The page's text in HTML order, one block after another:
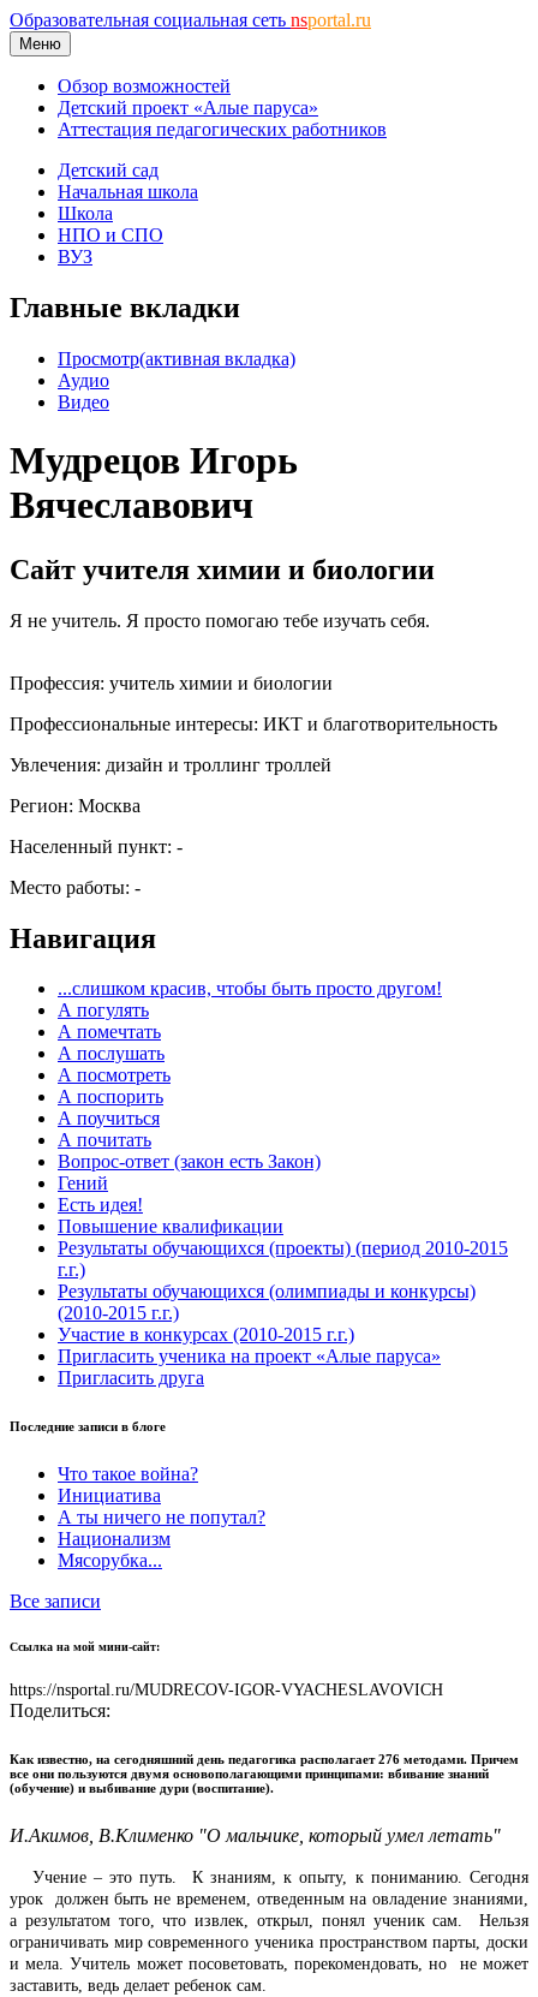
Образовательная социальная сеть nsportal.ru
Меню
Обзор возможностей
Детский проект «Алые паруса»
Аттестация педагогических работников
Детский сад
Начальная школа
Школа
НПО и СПО
ВУЗ
Главные вкладки
Просмотр(активная вкладка)
Аудио
Видео
Мудрецов Игорь
Вячеславович
Сайт учителя химии и биологии
Я не учитель. Я просто помогаю тебе изучать себя.
Профессия: учитель химии и биологии
Профессиональные интересы: ИКТ и благотворительность
Увлечения: дизайн и троллинг троллей
Регион: Москва
Населенный пункт: -
Место работы: -
Навигация
...слишком красив, чтобы быть просто другом!
А погулять
А помечтать
А послушать
А посмотреть
А поспорить
А поучиться
А почитать
Вопрос-ответ (закон есть Закон)
Гений
Есть идея!
Повышение квалификации
Результаты обучающихся (проекты) (период 2010-2015
г.г.)
Результаты обучающихся (олимпиады и конкурсы)
(2010-2015 г.г.)
Участие в конкурсах (2010-2015 г.г.)
Пригласить ученика на проект «Алые паруса»
Пригласить друга
Последние записи в блоге
Что такое война?
Инициатива
А ты ничего не попутал?
Национализм
Мясорубка...
Все записи
Ссылка на мой мини-сайт:
https://nsportal.ru/MUDRECOV-IGOR-VYACHESLAVOVICH
Поделиться:
Как известно, на сегодняшний день педагогика располагает 276 методами. Причем
все они пользуются двумя основополагающими принципами: вбивание знаний
(обучение) и выбивание дури (воспитание).
И.Акимов, В.Клименко "О мальчике, который умел летать"
Учение – это путь. К знаниям, к опыту, к пониманию. Сегодня
урок должен быть не временем, отведенным на овладение знаниями,
а результатом того, что извлек, открыл, понял ученик сам. Нельзя
ограничивать мир современного ученика пространством парты, доски
и мела. Учитель может посоветовать, порекомендовать, но не может
заставить, ведь делает ребенок сам.